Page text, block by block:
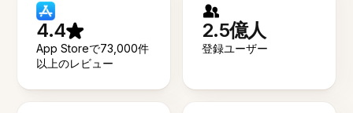
4.4
App Storeで73,000件
以上のレビュー
2.5億人
登録ユーザー